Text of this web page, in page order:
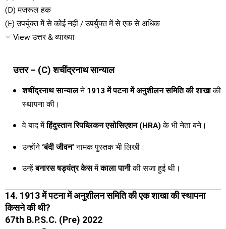
(D) मजरूल हक
(E) उपर्युक्त में से कोई नहीं / उपर्युक्त में से एक से अधिक
View उत्तर & व्याख्या
उत्तर – (C) शचींद्रनाथ सान्याल
शचींद्रनाथ सान्यालने 1913 में पटना में अनुशीलन समिति की शाखाकी
स्थापना की।
वे बाद मेंहिंदुस्तान रिपब्लिकन एसोसिएशन (HRA)के भी नेता बने।
उन्होंने ‘बंदी जीवन’नामक पुस्तक भी लिखी।
उन्हेंबनारस षड्यंत्र केसमेंकाला पानीकी सजा हुई थी।
14. 1913 में पटना में अनुशीलन समिति की एक शाखा की स्थापना
किसने की थी?
67th B.P.S.C. (Pre) 2022